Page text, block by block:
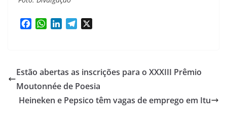
b
o
o
k
W
s
A
p
p
e
d
I
n
g
r
a
m
Estão abertas as inscrições para o XXXIII Prêmio
Moutonnée de Poesia
Heineken e Pepsico têm vagas de emprego em Itu